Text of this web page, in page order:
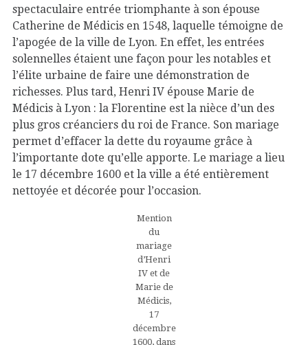
spectaculaire entrée triomphante à son épouse
Catherine de Médicis en 1548, laquelle témoigne de
l’apogée de la ville de Lyon. En effet, les entrées
solennelles étaient une façon pour les notables et
l’élite urbaine de faire une démonstration de
richesses. Plus tard, Henri IV épouse Marie de
Médicis à Lyon : la Florentine est la nièce d’un des
plus gros créanciers du roi de France. Son mariage
permet d’effacer la dette du royaume grâce à
l’importante dote qu’elle apporte. Le mariage a lieu
le 17 décembre 1600 et la ville a été entièrement
nettoyée et décorée pour l’occasion.
Mention
du
mariage
d’Henri
IV et de
Marie de
Médicis,
17
décembre
1600, dans